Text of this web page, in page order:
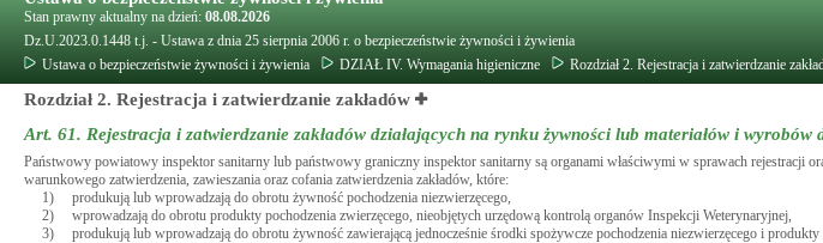
Stan prawny aktualny na dzień: 08.08.2026
Dz.U.2023.0.1448 t.j. - Ustawa z dnia 25 sierpnia 2006 r. o bezpieczeństwie żywności i żywienia
Ustawa o bezpieczeństwie żywności i żywienia
DZIAŁ IV. Wymagania higieniczne Rozdział 2. Rejestracja i zatwierdzanie
Rozdział 2. Rejestracja i zatwierdzanie zakładów
Art. 61. Rejestracja i zatwierdzanie zakładów działających na rynku żywności lub materiałów i wyrobów
Państwowy powiatowy inspektor sanitarny lub państwowy graniczny inspektor sanitarny są organami właściwymi w sprawach rejestracji
warunkowego zatwierdzenia, zawieszania oraz cofania zatwierdzenia zakładów, które:
1)
produkują lub wprowadzają do obrotu żywność pochodzenia niezwierzęcego,
2)
wprowadzają do obrotu produkty pochodzenia zwierzęcego, nieobjętych urzędową kontrolą organów Inspekcji Weterynaryjnej,
3)
produkują lub wprowadzają do obrotu żywność zawierającą jednocześnie środki spożywcze pochodzenia niezwierzęcego i